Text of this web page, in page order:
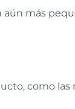
aún más
como las